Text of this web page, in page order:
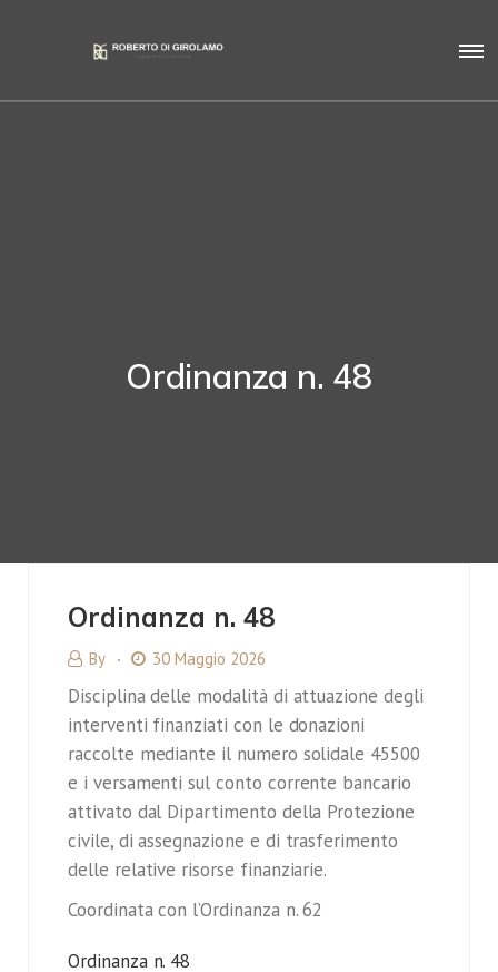
Ordinanza n. 48
Ordinanza n. 48
By 30 Maggio 2026
Disciplina delle modalità di attuazione degli
interventi finanziati con le donazioni
raccolte mediante il numero solidale 45500
e i versamenti sul conto corrente bancario
attivato dal Dipartimento della Protezione
civile, di assegnazione e di trasferimento
delle relative risorse finanziarie.
Coordinata con l’Ordinanza n. 62
Ordinanza n. 48